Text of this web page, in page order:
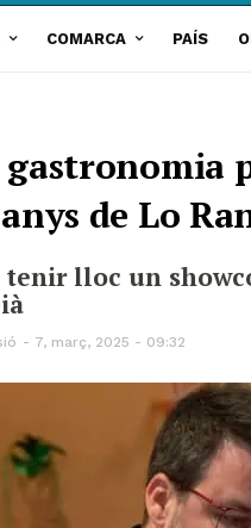
COMARCA PAÍS
de Lo
tenir lloc un
7, març, 2025 - 09:32